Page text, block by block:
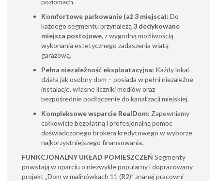
poziomach.
Komfortowe parkowanie (aż 3 miejsca): Do
każdego segmentu przynależą3 dedykowane
miejsca postojowe, z wygodną możliwością
wykonania estetycznego zadaszenia wiatą
garażową.
Pełna niezależność eksploatacyjna: Każdy lokal
działa jak osobny dom – posiada w pełni niezależne
instalacje, własne liczniki mediów oraz
bezpośrednie podłączenie do kanalizacji miejskiej.
Kompleksowe wsparcie RealDom: Zapewniamy
całkowicie bezpłatną i profesjonalną pomoc
doświadczonego brokera kredytowego w wyborze
najkorzystniejszego finansowania.
FUNKCJONALNY UKŁAD POMIESZCZEŃ Segmenty
powstają w oparciu o niezwykle popularny i dopracowany
projekt „Dom w malinówkach 11 (R2)” znanej pracowni